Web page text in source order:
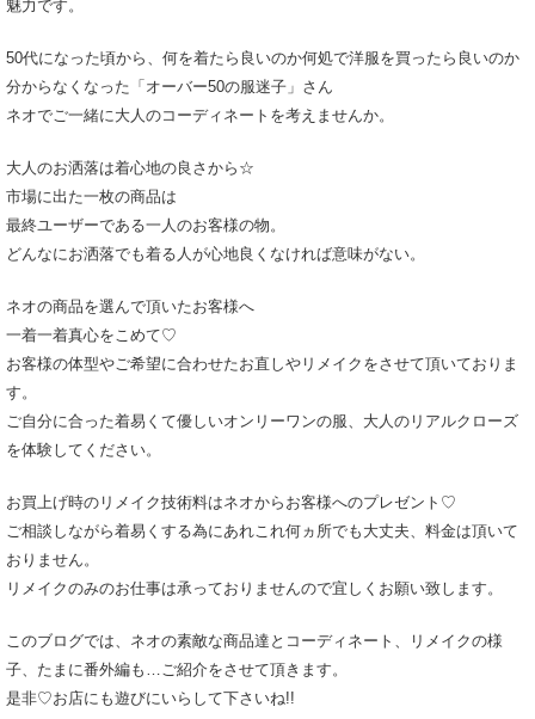
魅力です。
50代になった頃から、何を着たら良いのか何処で洋服を買ったら良いのか
分からなくなった「オーバー50の服迷子」さん
ネオでご一緒に大人のコーディネートを考えませんか。
大人のお洒落は着心地の良さから☆
市場に出た一枚の商品は
最終ユーザーである一人のお客様の物。
どんなにお洒落でも着る人が心地良くなければ意味がない。
ネオの商品を選んで頂いたお客様へ
一着一着真心をこめて♡
お客様の体型やご希望に合わせたお直しやリメイクをさせて頂いておりま
す。
ご自分に合った着易くて優しいオンリーワンの服、大人のリアルクローズ
を体験してください。
お買上げ時のリメイク技術料はネオからお客様へのプレゼント♡
ご相談しながら着易くする為にあれこれ何ヵ所でも大丈夫、料金は頂いて
おりません。
リメイクのみのお仕事は承っておりませんので宜しくお願い致します。
このブログでは、ネオの素敵な商品達とコーディネート、リメイクの様
子、たまに番外編も…ご紹介をさせて頂きます。
是非♡お店にも遊びにいらして下さいね!!